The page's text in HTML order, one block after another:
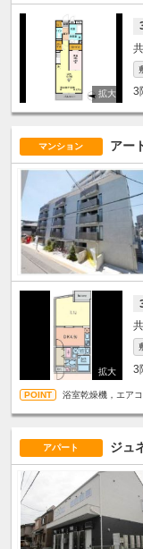
3
マンション アー
3
浴室乾燥機，エア
アパート ジュ